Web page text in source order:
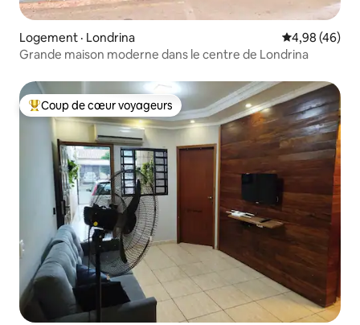
Logement · Londrina Note
4,98 (46)
Grande maison moderne dans le centre de Londrina
Coup de cœur voyageurs parmi les plus aimés
Coup de cœur voyageurs